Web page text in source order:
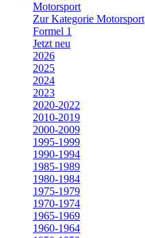
Motorsport
Zur Kategorie Motorsport
Formel 1
Jetzt neu
2026
2025
2024
2023
2020-2022
2010-2019
2000-2009
1995-1999
1990-1994
1985-1989
1980-1984
1975-1979
1970-1974
1965-1969
1960-1964